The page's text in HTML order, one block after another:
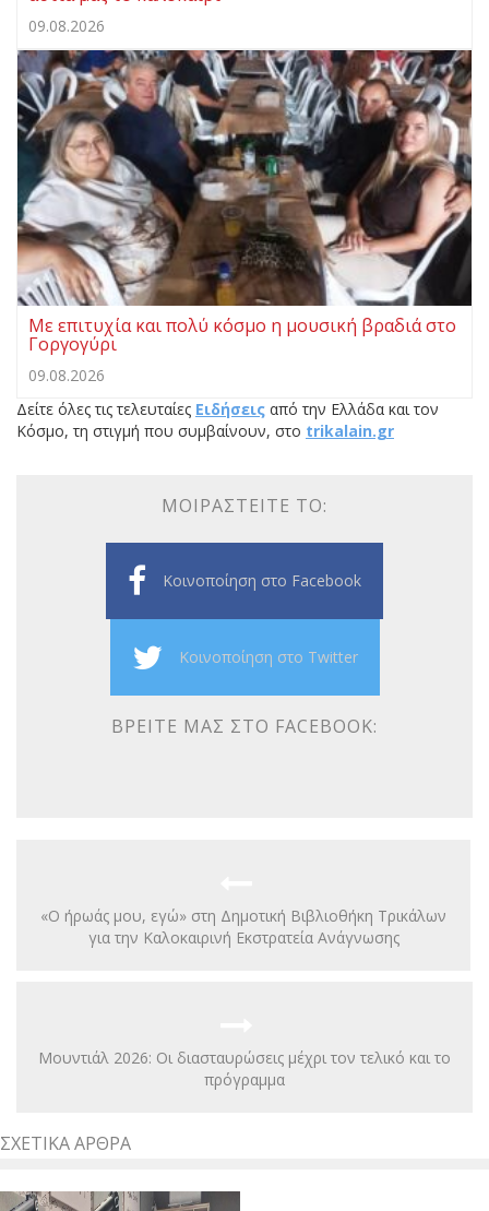
09.08.2026
Με επιτυχία και πολύ κόσμο η μουσική βραδιά στο
Γοργογύρι
09.08.2026
Δείτε όλες τις τελευταίες Ειδήσεις από την Ελλάδα και τον
Κόσμο, τη στιγμή που συμβαίνουν, στο trikalain.gr
ΜΟΙΡΑΣΤΕΊΤΕ ΤΟ:
Κοινοποίηση στο Facebook
Κοινοποίηση στο Twitter
ΒΡΕΊΤΕ ΜΑΣ ΣΤΟ FACEBOOK:
«Ο ήρωάς μου, εγώ» στη Δημοτική Βιβλιοθήκη Τρικάλων
για την Καλοκαιρινή Εκστρατεία Ανάγνωσης
Μουντιάλ 2026: Οι διασταυρώσεις μέχρι τον τελικό και το
πρόγραμμα
ΣΧΕΤΙΚΆ ΆΡΘΡΑ